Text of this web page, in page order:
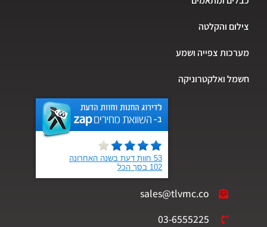
והקלטה
צפייה ושמע
ואלקטרוניקה
sales@tlvmc.co
03-6555225